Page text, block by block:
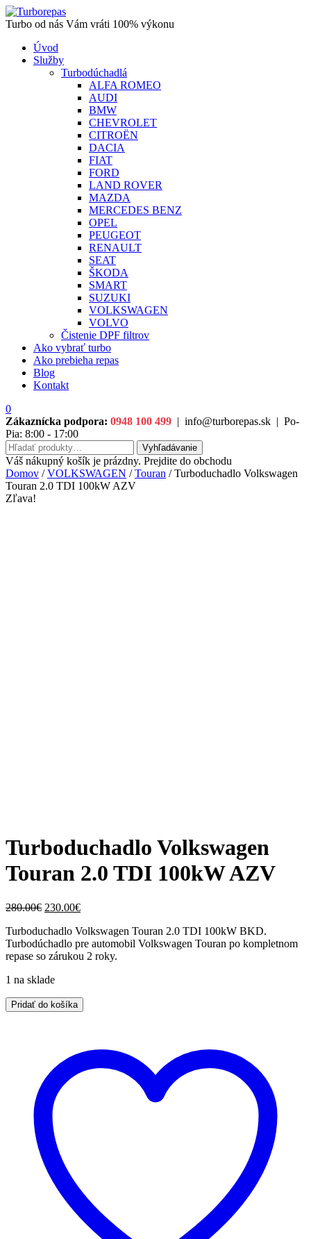
Turbo od nás Vám vráti 100% výkonu
Úvod
Služby
Turbodúchadlá
ALFA ROMEO
AUDI
BMW
CHEVROLET
CITROËN
DACIA
FIAT
FORD
LAND ROVER
MAZDA
MERCEDES BENZ
OPEL
PEUGEOT
RENAULT
SEAT
ŠKODA
SMART
SUZUKI
VOLKSWAGEN
VOLVO
Čistenie DPF filtrov
Ako vybrať turbo
Ako prebieha repas
Blog
Kontakt
0
Zákaznícka podpora: 0948 100 499 | info@turborepas.sk | Po-
Pia: 8:00 - 17:00
Hľadať:
Vyhľadávanie
Váš nákupný košík je prázdny. Prejdite do obchodu
Domov /VOLKSWAGEN /Touran / Turboduchadlo Volkswagen
Touran 2.0 TDI 100kW AZV
Zľava!
Turboduchadlo Volkswagen
Touran 2.0 TDI 100kW AZV
280.00€ Original
was:
280.00€.
230.00€Current
is:
230.00€.
Turboduchadlo Volkswagen Touran 2.0 TDI 100kW BKD.
Turbodúchadlo pre automobil Volkswagen Touran po kompletnom
repase so zárukou 2 roky.
1 na sklade
množstvo
Turboduchadlo
Pridať do košíka